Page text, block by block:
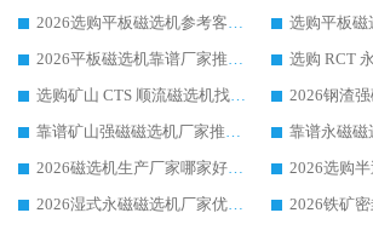
2026选购平板磁选机参考客户真实体验，华体会手机网页版-华体会(中国) 厂家行业口碑排名前列
2026平板磁选机靠谱厂家推荐_ 华体会手机网页版-华体会(中国) 凭借良好口碑获得众多客户认可
选购矿山 CTS 顺流磁选机找实体厂家，华体会手机网页版-华体会(中国) 按需定制设备配套完善售后
靠谱矿山强磁磁选机厂家推荐 2026客户真实使用心得分享
2026磁选机生产厂家哪家好?众多客户使用体验分享华体会手机网页版-华体会(中国)
2026湿式永磁磁选机厂家优选华体会手机网页版-华体会(中国) _客户真实使用心得分享